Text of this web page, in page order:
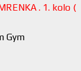
. 1. kolo (
Gym